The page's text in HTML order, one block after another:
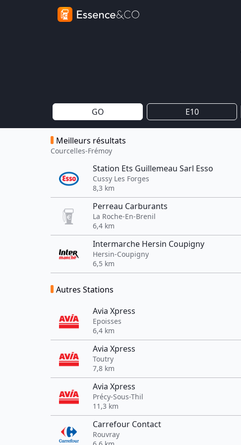
GO E10
Meilleurs résultats
Courcelles-Frémoy
Station Ets Guillemeau Sarl Esso
Cussy Les Forges
8,3 km
Perreau Carburants
La Roche-En-Brenil
6,4 km
Intermarche Hersin Coupigny
Hersin-Coupigny
6,5 km
Autres Stations
Avia Xpress
Epoisses
6,4 km
Avia Xpress
Toutry
7,8 km
Avia Xpress
Précy-Sous-Thil
11,3 km
Carrefour Contact
Rouvray